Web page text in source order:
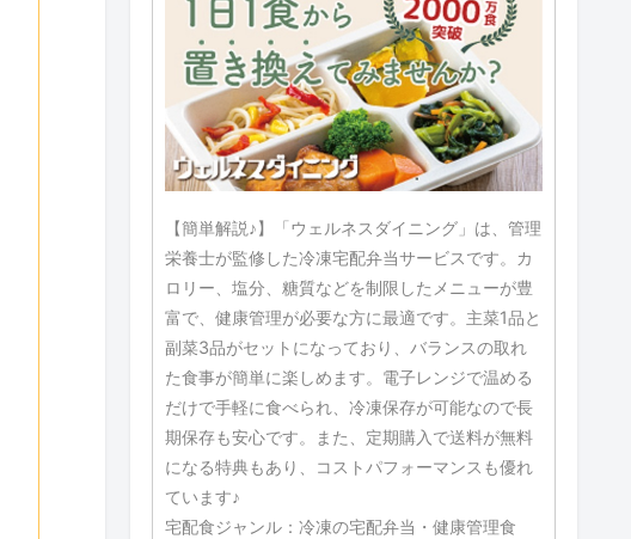
【簡単解説♪】「ウェルネスダイニング」は、管理
栄養士が監修した冷凍宅配弁当サービスです。カ
ロリー、塩分、糖質などを制限したメニューが豊
富で、健康管理が必要な方に最適です。主菜1品と
副菜3品がセットになっており、バランスの取れ
た食事が簡単に楽しめます。電子レンジで温める
だけで手軽に食べられ、冷凍保存が可能なので長
期保存も安心です。また、定期購入で送料が無料
になる特典もあり、コストパフォーマンスも優れ
ています♪
宅配食ジャンル：冷凍の宅配弁当・健康管理食